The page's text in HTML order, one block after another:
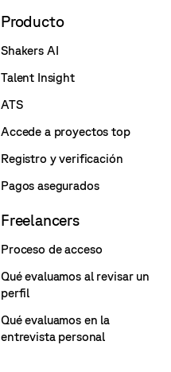
Producto
Shakers AI
Talent Insight
ATS
Accede a proyectos top
Registro y verificación
Pagos asegurados
Freelancers
Proceso de acceso
Qué evaluamos al revisar un
perfil
Qué evaluamos en la
entrevista personal